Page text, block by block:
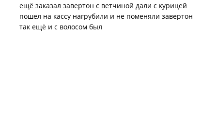
ещё заказал завертон с ветчиной дали с курицей
пошел на кассу нагрубили и не поменяли завертон
так ещё и с волосом был